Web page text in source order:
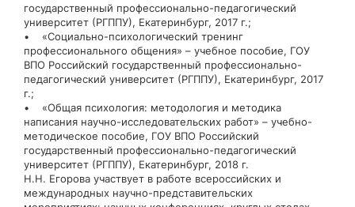
государственный профессионально-педагогический
университет (РГППУ), Екатеринбург, 2017 г.;
• «Социально-психологический тренинг
профессионального общения» – учебное пособие, ГОУ
ВПО Российский государственный профессионально-
педагогический университет (РГППУ), Екатеринбург, 2017
г.;
• «Общая психология: методология и методика
написания научно-исследовательских работ» – учебно-
методическое пособие, ГОУ ВПО Российский
государственный профессионально-педагогический
университет (РГППУ), Екатеринбург, 2018 г.
Н.Н. Егорова участвует в работе всероссийских и
международных научно-представительских